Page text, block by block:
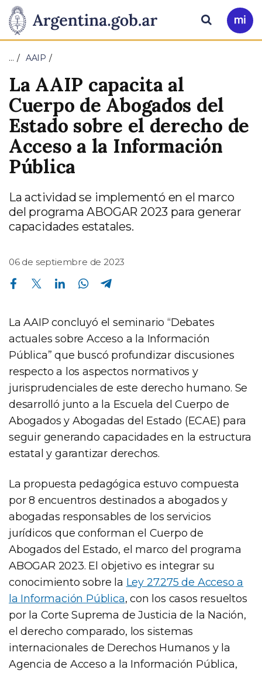
Presidencia
de
la
Nación
Pasar al contenido principal
Ir
a
Buscar
… AAIP
La AAIP capacita al
Cuerpo de Abogados del
Estado sobre el derecho de
Acceso a la Información
Pública
La actividad se implementó en el marco
del programa ABOGAR 2023 para generar
capacidades estatales.
06 de septiembre de 2023
Compartir en Facebook Compartir en Twitter Compartir en Linkedin Compartir en Whatsapp
La AAIP concluyó el seminario “Debates
actuales sobre Acceso a la Información
Pública” que buscó profundizar discusiones
respecto a los aspectos normativos y
jurisprudenciales de este derecho humano. Se
desarrolló junto a la Escuela del Cuerpo de
Abogados y Abogadas del Estado (ECAE) para
seguir generando capacidades en la estructura
estatal y garantizar derechos.
La propuesta pedagógica estuvo compuesta
por 8 encuentros destinados a abogados y
abogadas responsables de los servicios
jurídicos que conforman el Cuerpo de
Abogados del Estado, el marco del programa
ABOGAR 2023. El objetivo es integrar su
conocimiento sobre la Ley 27.275 de Acceso a
la Información Pública, con los casos resueltos
por la Corte Suprema de Justicia de la Nación,
el derecho comparado, los sistemas
internacionales de Derechos Humanos y la
Agencia de Acceso a la Información Pública,